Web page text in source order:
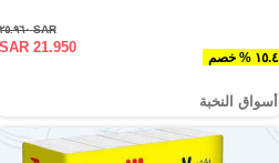
١٥.٤ % خصم
SAR ٢٥.٩٦٠
SAR 21.950
أسواق النخبة